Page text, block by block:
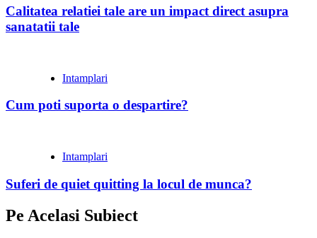
Calitatea relatiei tale are un impact direct asupra
sanatatii tale
Intamplari
Cum poti suporta o despartire?
Intamplari
Suferi de quiet quitting la locul de munca?
Pe Acelasi Subiect